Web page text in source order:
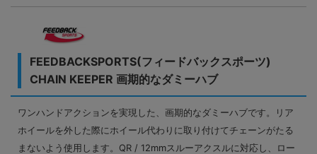
FEEDBACKSPORTS(フィードバックスポーツ)
CHAIN KEEPER 画期的なダミーハブ
ワンハンドアクションを実現した、画期的なダミーハブです。リア
ホイールを外した際にホイール代わりに取り付けてチェーンがたる
まないよう使用します。QR / 12mmスルーアクスルに対応し、ロー